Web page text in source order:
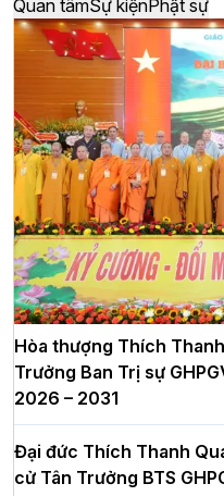
Quan tâmSự kiệnPhật sự
Hòa thượng Thích
Trưởng Ban Trị sự
2026 – 2031
Đại đức Thích Thanh
cử Tân Trưởng BTS